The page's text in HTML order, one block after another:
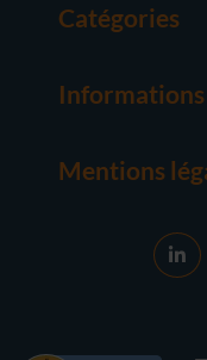
Catégories
Serveur
Matériel
Informations
À propos de
Bon à savoir
Activation RDS
Mentions
Conditions
CG D'ACHAT
Droit de